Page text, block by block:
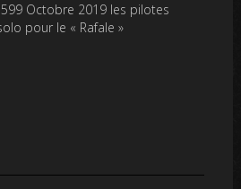
Octobre 2019 les pilotes
pour le « Rafale »